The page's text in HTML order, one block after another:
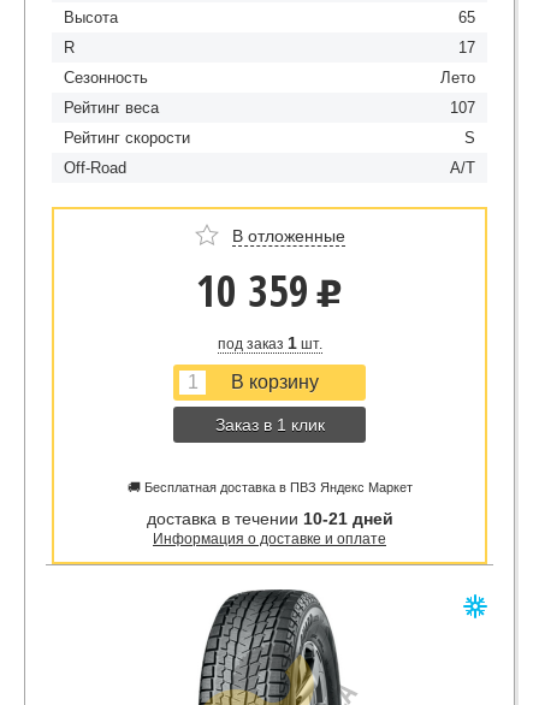
Высота
65
R
17
Сезонность
Лето
Рейтинг веса
107
Рейтинг скорости
S
Off-Road
A/T
В отложенные
10 359 u
под заказ 1шт.
Заказ в 1 клик
🚚 Бесплатная доставка в ПВЗ Яндекс Маркет
доставка в течении 10-21 дней
Информация о доставке и оплате